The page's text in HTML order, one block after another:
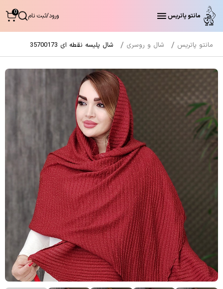
مانتو پاتریس ورود/ثبت نام 0
مانتو پاتریس شال و روسری شال پلیسه نقطه ای 35700173